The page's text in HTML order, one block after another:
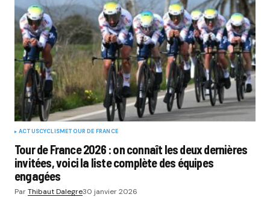
ACTUSCYCLISMETOUR DE FRANCE
Tour de France 2026 : on connaît les deux dernières
invitées, voici la liste complète des équipes
engagées
ParThibaut Dalegre30 janvier 2026